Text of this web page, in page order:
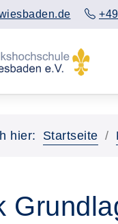
hier: Startseite